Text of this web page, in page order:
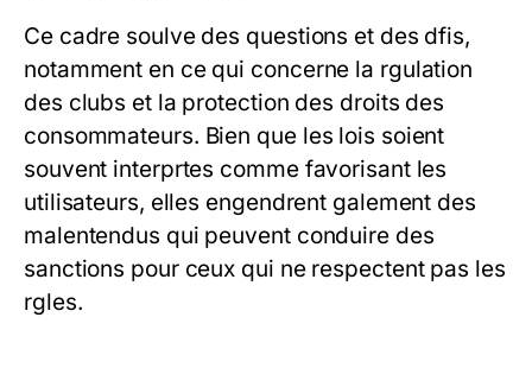
Ce cadre soulve des questions et des dfis,
notamment en ce qui concerne la rgulation
des clubs et la protection des droits des
consommateurs. Bien que les lois soient
souvent interprtes comme favorisant les
utilisateurs, elles engendrent galement des
malentendus qui peuvent conduire des
sanctions pour ceux qui ne respectent pas les
rgles.